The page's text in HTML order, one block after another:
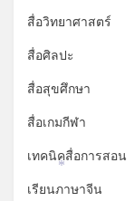
สื่อวิทยาศาสตร์
สื่อศิลปะ
สื่อสุขศึกษา
สื่อเกมกีฬา
เทคนิคสื่อการสอน
เรียนภาษาจีน